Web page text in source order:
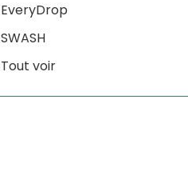
EveryDrop
SWASH
Tout voir